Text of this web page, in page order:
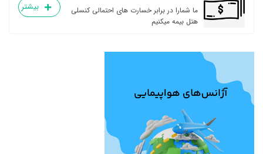
ما شمارا در برابر خسارت های احتمالی کنسلی
هتل بیمه میکنیم
بیشتر